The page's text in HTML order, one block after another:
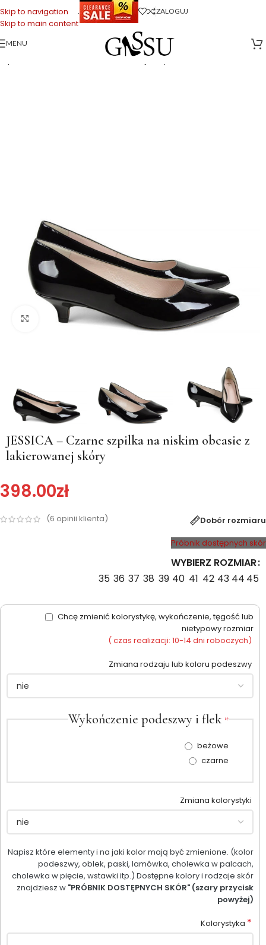
Skip to navigation
Skip to main content
. ZALOGUJ
MENU
Strona główna Sklep firmowy Gassu>Buty Damskie
JESSICA – Czarne
Kliknij, aby powiększyć
JESSICA – Czarne szpilka na niskim obcasie z
lakierowanej skóry
398.00zł
(6 opinii klienta)
Dobór rozmiaru
Próbnik dostępnych skór
WYBIERZ ROZMIAR
35 36 37 38 39 40 41 42 43 44 45
Chcę zmienić kolorystykę, wykończenie, tęgość lub
nietypowy rozmiar
( czas realizacji: 10-14 dni roboczych)
Zmiana rodzaju lub koloru podeszwy
Wykończenie podeszwy i flek *
beżowe
czarne
Zmiana kolorystyki
Napisz które elementy i na jaki kolor mają być zmienione. (kolor
podeszwy, oblek, paski, lamówka, cholewka w palcach,
cholewka w pięcie, wstawki itp.) Dostępne kolory i rodzaje skór
znajdziesz w "PRÓBNIK DOSTĘPNYCH SKÓR" (szary przycisk
powyżej)
Kolorystyka *